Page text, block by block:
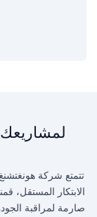
تتمتع شركة
الابتكار المستقل،
صارمة لمراقبة